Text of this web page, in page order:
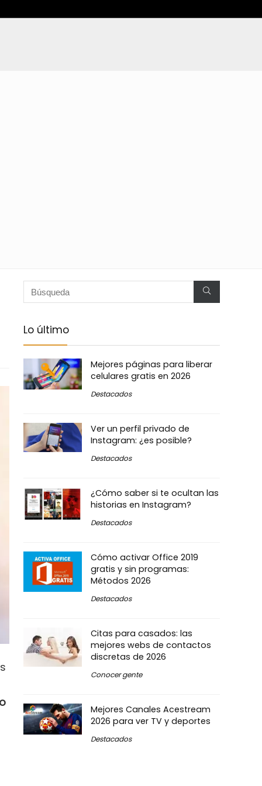
Lo último
Mejores páginas para liberar
celulares gratis en 2026
Destacados
Ver un perfil privado de
Instagram: ¿es posible?
Destacados
¿Cómo saber si te ocultan las
historias en Instagram?
Destacados
Cómo activar Office 2019
gratis y sin programas:
Métodos 2026
Destacados
Citas para casados: las
mejores webs de contactos
discretas de 2026
Conocer gente
Mejores Canales Acestream
2026 para ver TV y deportes
Destacados